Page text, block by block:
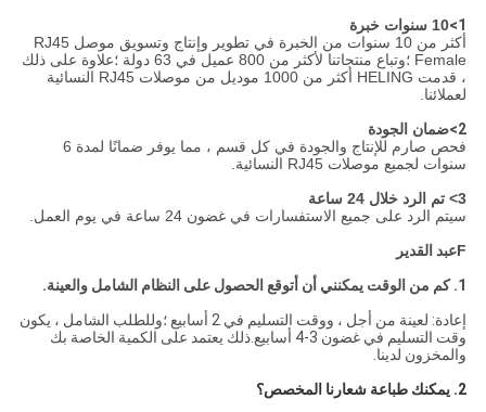
1> 10 سنوات خبرة
أكثر من 10 سنوات من الخبرة في تطوير وإنتاج وتسويق موصل RJ45
Female ؛وتباع منتجاتنا لأكثر من 800 عميل في 63 دولة ؛علاوة على ذلك
، قدمت HELING أكثر من 1000 موديل من موصلات RJ45 النسائية
لعملائنا.
2> ضمان الجودة
فحص صارم للإنتاج والجودة في كل قسم ، مما يوفر ضمانًا لمدة 6
سنوات لجميع موصلات RJ45 النسائية.
3> تم الرد خلال 24 ساعة
سيتم الرد على جميع الاستفسارات في غضون 24 ساعة في يوم العمل.
Fعبد القدير
1. كم من الوقت يمكنني أن أتوقع الحصول على النظام الشامل والعينة.
إعادة: لعينة من أجل ، ووقت التسليم في 2 أسابيع ؛وللطلب الشامل ، يكون
وقت التسليم في غضون 3-4 أسابيع.ذلك يعتمد على الكمية الخاصة بك
والمخزون لدينا.
2. يمكنك طباعة شعارنا المخصص؟